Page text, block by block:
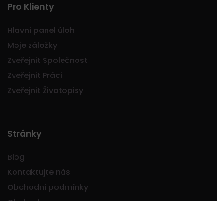
Pro Klienty
Hlavní panel úloh
Moje záložky
Zveřejnit Společnost
Zveřejnit Práci
Zveřejnit Životopisy
Stránky
Blog
Kontaktujte nás
Obchodní podmínky